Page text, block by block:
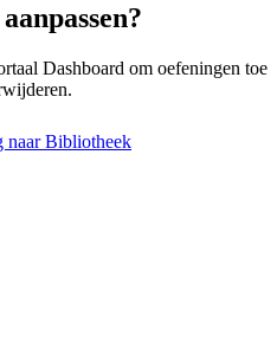
Dashboard om oefeningen toe
naar Bibliotheek